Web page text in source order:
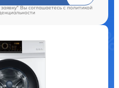
Вы соглашаетесь cполитикой